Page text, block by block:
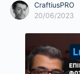
CraftiusPRO
20/06/2023